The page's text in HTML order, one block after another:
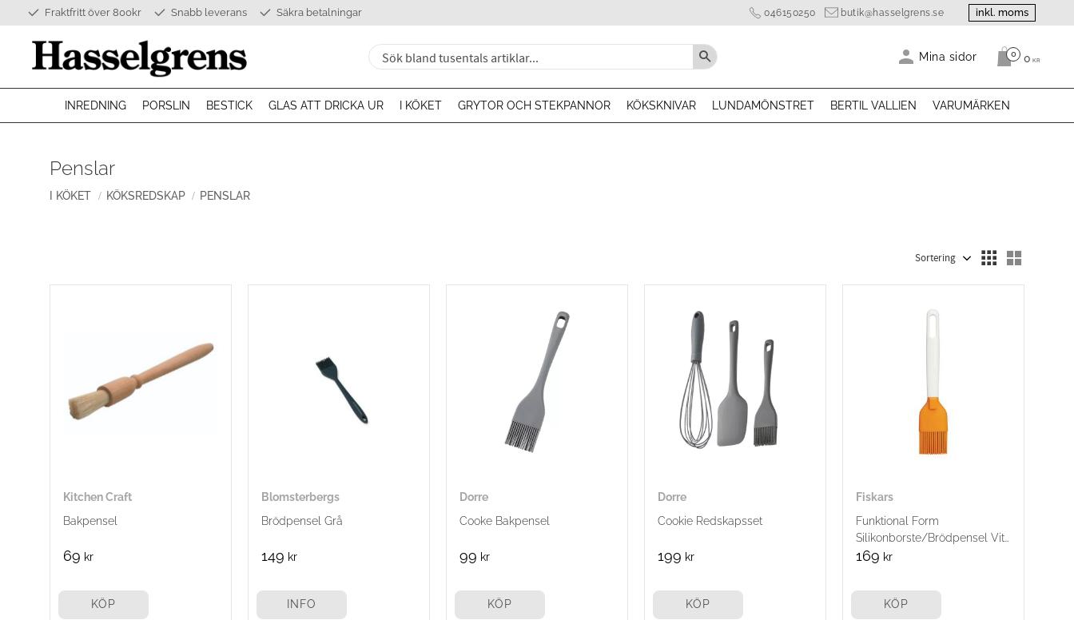
Fraktfritt över 800kr Snabb leverans Säkra betalningar 046150250 butik@hasselgrens.se inkl. moms
Mina sidor Antal
0 0 KR
INREDNING PORSLIN BESTICK GLAS ATT DRICKA UR I KÖKET GRYTOR OCH STEKPANNOR KÖKSKNIVAR LUNDAMÖNSTRET BERTIL VALLIEN VARUMÄRKEN
Penslar
I KÖKET KÖKSREDSKAP PENSLAR
Kitchen Craft
Bakpensel
69 kr
KÖP
Blomsterbergs
Brödpensel Grå
149 kr
INFO
Dorre
Cooke Bakpensel
99 kr
KÖP
Dorre
Cookie Redskapsset
199 kr
KÖP
Fiskars
Funktional Form
Silikonborste/Brödpensel Vit
18.5cm
169 kr
KÖP